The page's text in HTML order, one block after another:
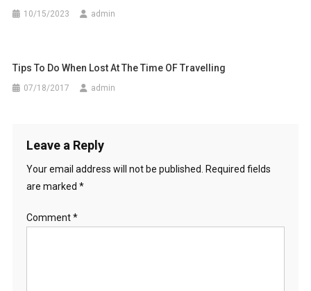
10/15/2023 admin
Tips To Do When Lost At The Time OF Travelling
07/18/2017 admin
Leave a Reply
Your email address will not be published.
Required fields
are marked *
Comment*